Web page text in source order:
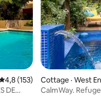
moyenne de 4,8 sur 5,
4,8 (153)
DE
Cottage · West
CalmWay.